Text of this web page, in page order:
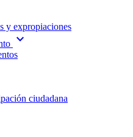
y expropiaciones
expand_more
ciudadana